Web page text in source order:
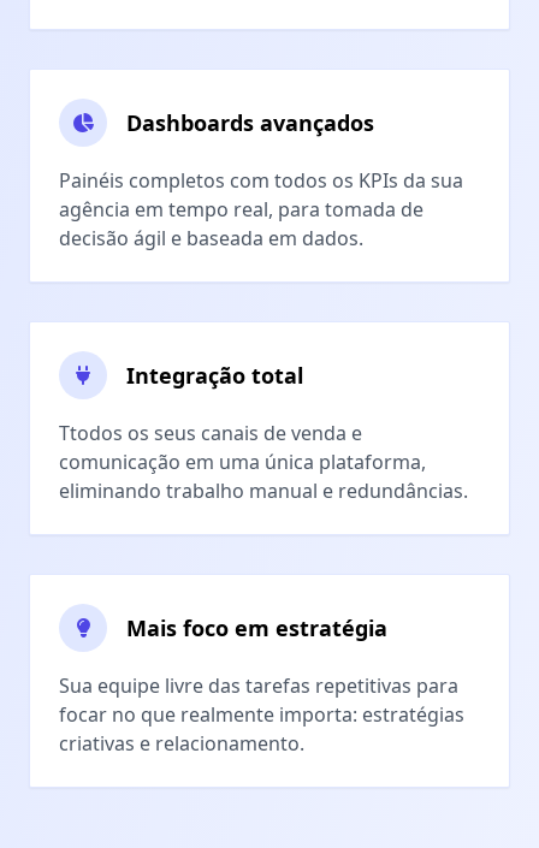
Dashboards avançados
Painéis completos com todos os KPIs da sua
agência em tempo real, para tomada de
decisão ágil e baseada em dados.
Integração total
Ttodos os seus canais de venda e
comunicação em uma única plataforma,
eliminando trabalho manual e redundâncias.
Mais foco em estratégia
Sua equipe livre das tarefas repetitivas para
focar no que realmente importa: estratégias
criativas e relacionamento.